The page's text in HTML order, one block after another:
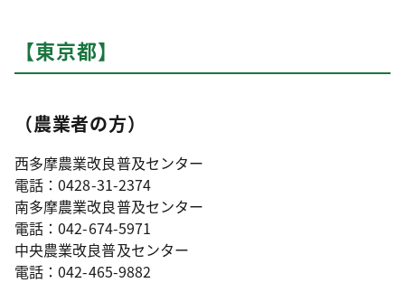
【東京都】
（農業者の方）
西多摩農業改良普及センター
電話：0428-31-2374
南多摩農業改良普及センター
電話：042-674-5971
中央農業改良普及センター
電話：042-465-9882